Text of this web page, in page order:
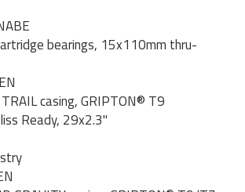
bearings, 15x110mm thru-
casing, GRIPTON® T9
Ready, 29x2.3"